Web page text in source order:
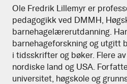
Ole
Fredrik
Lillemyr
Ole Fredrik Lillemyr er
pedagogikk ved DMMH,
barnehagelærerutdanning.
barnehageforskning og utgitt
i tidsskrifter og bøker. Flere
nordiske land og USA.
universitet, høgskole og